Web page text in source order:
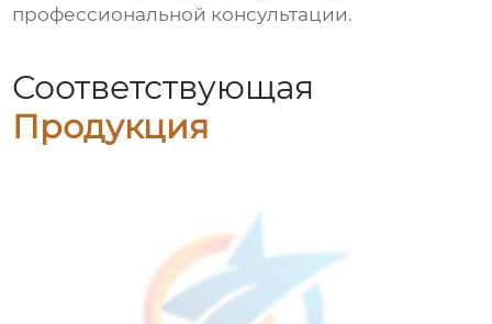
профессиональной консультации.
Соответствующая
Продукция